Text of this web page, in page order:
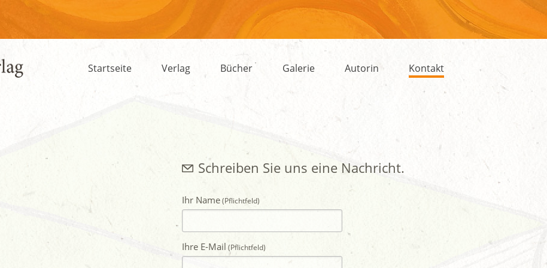
Startseite Verlag Bücher Galerie Autorin Kontakt
Schreiben Sie uns eine Nachricht.
Ihr Name
Ihre E-Mail